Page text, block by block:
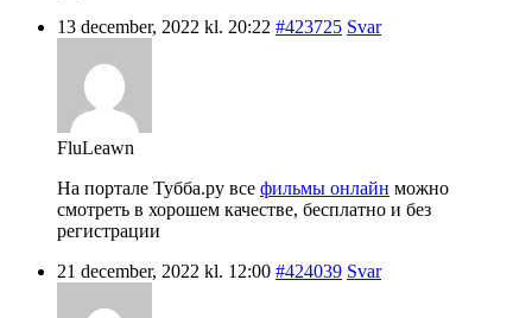
13 december, 2022 kl. 20:22 #423725 Svar
FluLeawn
На портале Тубба.ру все фильмы онлайн можно
смотреть в хорошем качестве, бесплатно и без
регистрации
21 december, 2022 kl. 12:00 #424039 Svar